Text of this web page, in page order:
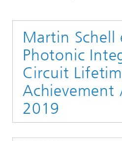
Leitung
Forschungsbereiche
AI & Video
Qualitätsmanagement
Kompression
Multimedia
Digitaler Zwilling
Videokommunikation und
Vision and Imaging Technologies
Künstliche Intelligenz
KOMMUNIKATION & NETZE
Drahtlose Kommunikation und
Photonische Netze und Systeme
PHOTONISCHE KOMPONENTEN &
Hybride Integration und Sensorik
InP und HF
Archiv
2025
2024
PRESSEMITTEILUNGEN
JAHRESBERICHTE
VERANSTALTUNGEN
SHOWROOMS
SCIENCE TECH SPACE
CINIQ
KARRIERE
UNSERE STELLEN
KONTAKT
Martin Schell
Photonic
Circuit
Achievement
2019